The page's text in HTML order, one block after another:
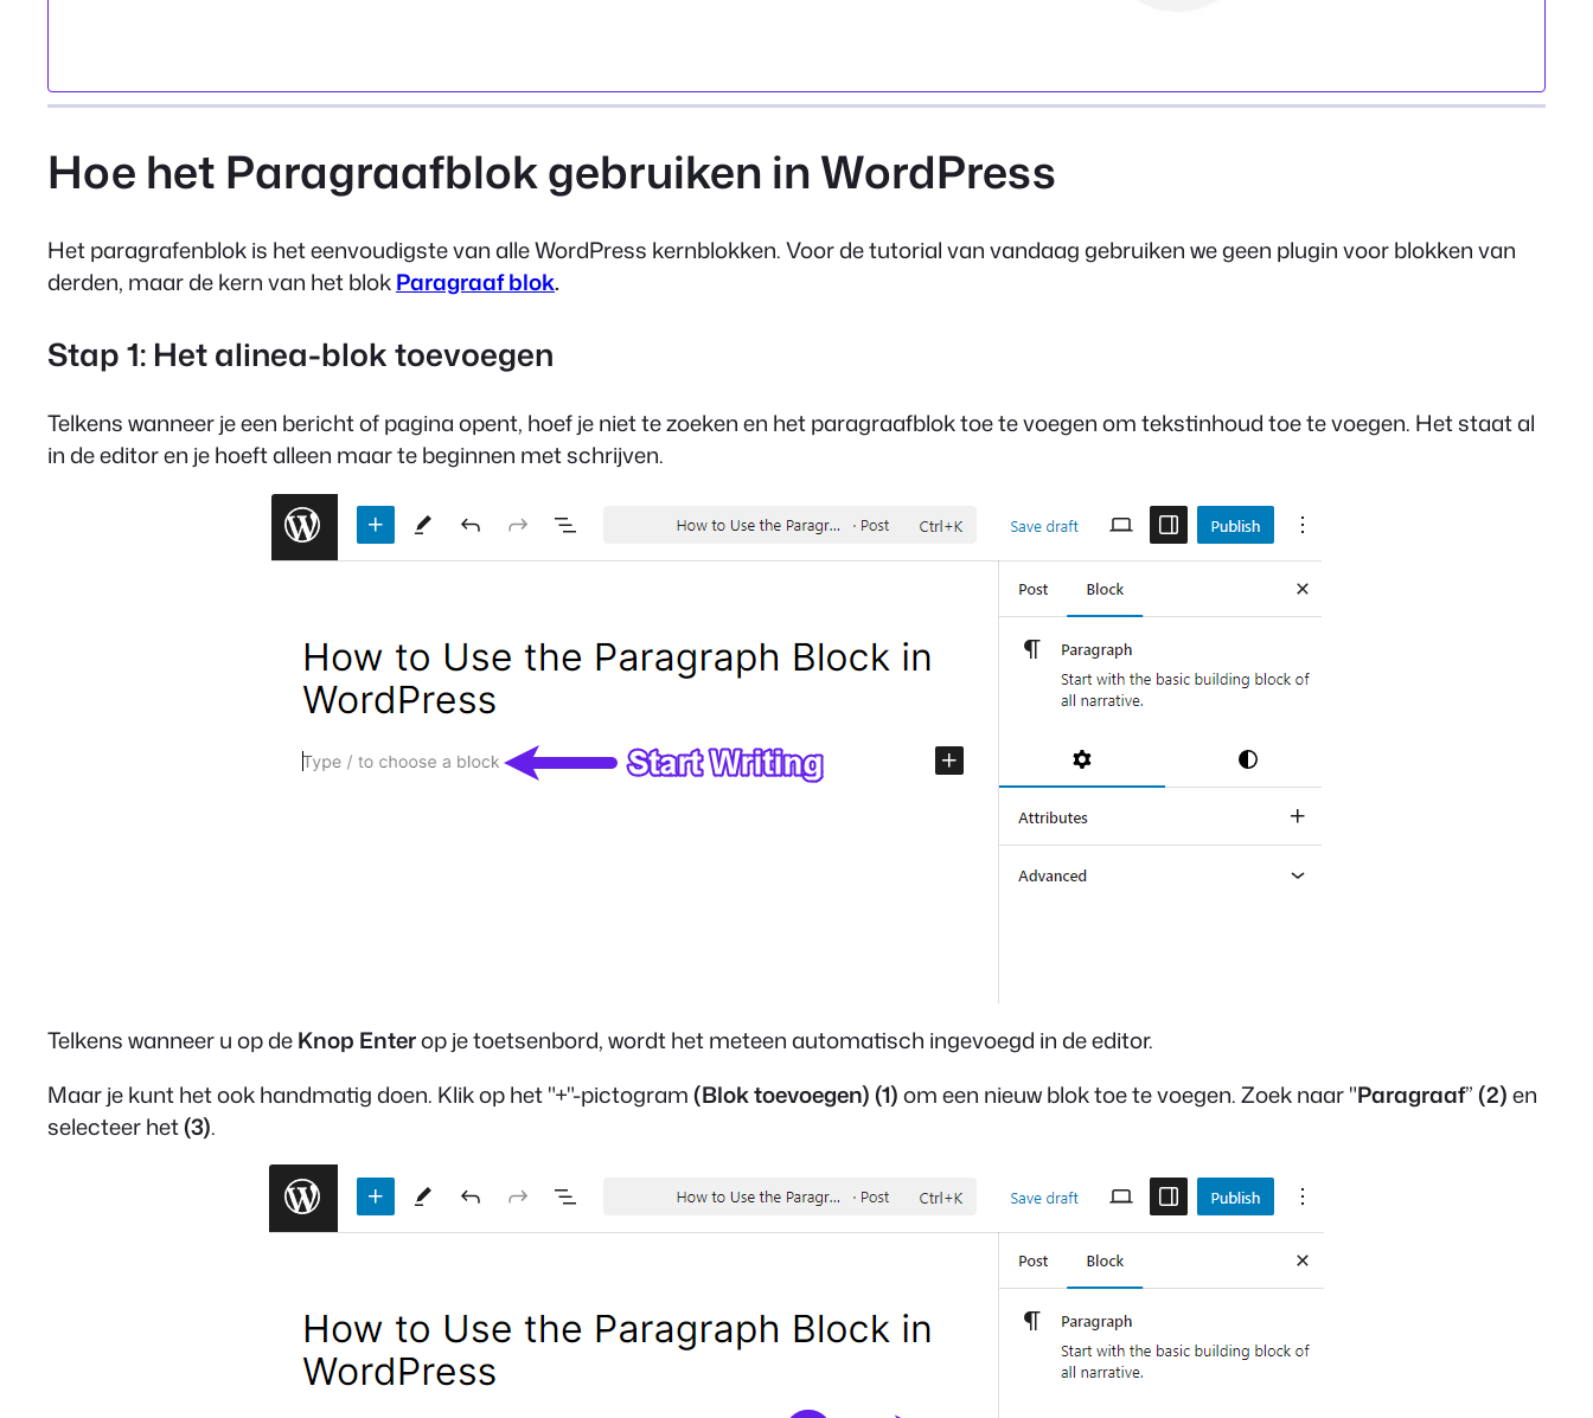
Hoe het Paragraafblok gebruiken in WordPress
Het paragrafenblok is het eenvoudigste van alle WordPress kernblokken. Voor de tutorial van vandaag gebruiken we geen plugin voor blokken van
derden, maar de kern van het blokParagraaf blok.
Stap 1: Het alinea-blok toevoegen
Telkens wanneer je een bericht of pagina opent, hoef je niet te zoeken en het paragraafblok toe te voegen om tekstinhoud toe te voegen. Het staat al
in de editor en je hoeft alleen maar te beginnen met schrijven.
Telkens wanneer u op deKnop Enterop je toetsenbord, wordt het meteen automatisch ingevoegd in de editor.
Maar je kunt het ook handmatig doen. Klik op het "+"-pictogram(Blok toevoegen)(1)om een nieuw blok toe te voegen. Zoek naar "Paragraaf”(2)en
selecteer het(3).